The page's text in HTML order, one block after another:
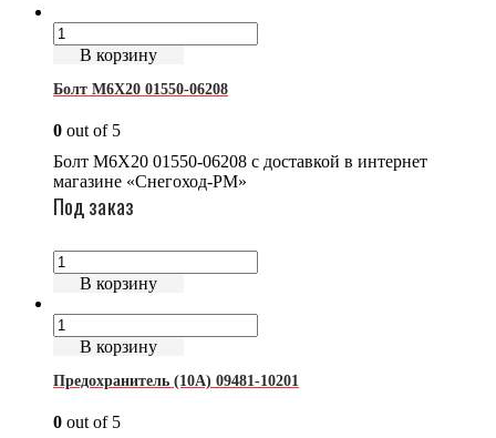
В корзину
Болт М6Х20 01550-06208
0 out of 5
Болт М6Х20 01550-06208 с доставкой в интернет
магазине «Снегоход-РМ»
Под заказ
В корзину
В корзину
Предохранитель (10А) 09481-10201
0 out of 5